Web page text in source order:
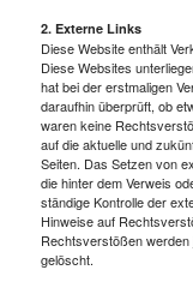
2. Externe Links
Diese Website enthält
Diese Websites
hat bei der erstmaligen
daraufhin überprüft, ob
waren keine
auf die aktuelle und
Seiten. Das Setzen von
die hinter dem Verweis
ständige Kontrolle der
Hinweise auf
Rechtsverstößen
gelöscht.